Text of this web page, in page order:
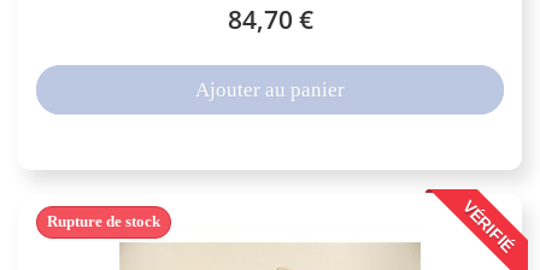
84,70 €
Ajouter au panier
VÉRIFIÉ
Rupture de stock